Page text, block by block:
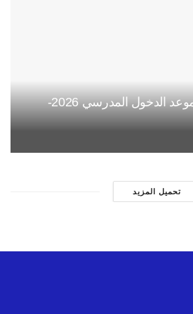
وزارة التربية تحسم موعد الدخول المدرسي 2026-
تحميل المزيد